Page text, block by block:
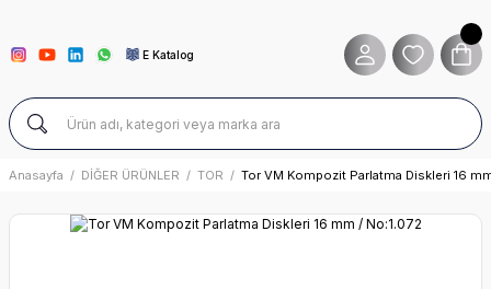
E Katalog
Anasayfa DİĞER ÜRÜNLER TOR Tor VM Kompozit Parlatma Diskleri 16